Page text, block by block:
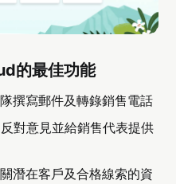
的最佳功能
撰寫郵件及轉錄銷售電話
對意見並給銷售代表提供
潛在客戶及合格線索的資